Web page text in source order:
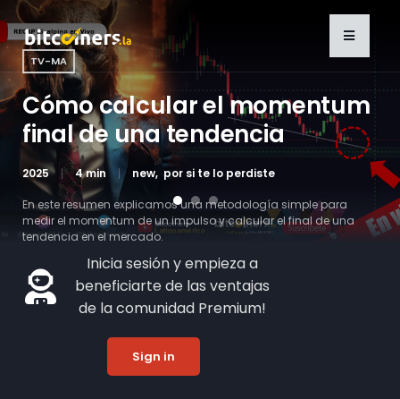
TV-MA
Cómo calcular el momentum
final de una tendencia
2025 4 min new por si te lo perdiste
En este resumen explicamos una metodología simple para
medir el momentum de un impulso y calcular el final de una
tendencia en el mercado.
Ver Ahora
STREAMING
Trum lo hace! y sacude el
mercado crypto
2025 80 min bitcoin al día new
Watch Now
STREAMING
2 semanas clave para Bitcoin
2025 80 min bitcoin al día new
El patron de Bitcoin que no quieren que veas
Watch Now
Inicia sesión y empieza a
beneficiarte de las ventajas
de la comunidad Premium!
Sign in